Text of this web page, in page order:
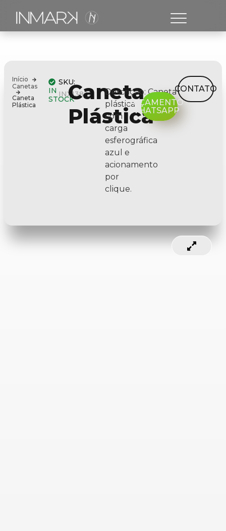
Início
Canetas
Caneta
Plástica
IN
STOCK
SKU:
INX13830
Caneta
Plástica
Descrição:Caneta
plástica
com
carga
esferográfica
azul e
acionamento
por
clique.
ORÇAMENTO
WHATSAPP
CONTATO